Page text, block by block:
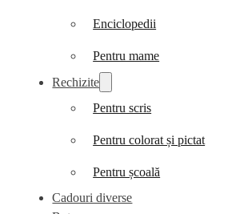
Enciclopedii
Pentru mame
Rechizite
Pentru scris
Pentru colorat și pictat
Pentru școală
Cadouri diverse